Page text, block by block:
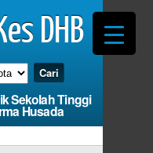
DHB
Sekolah Tinggi
Husada